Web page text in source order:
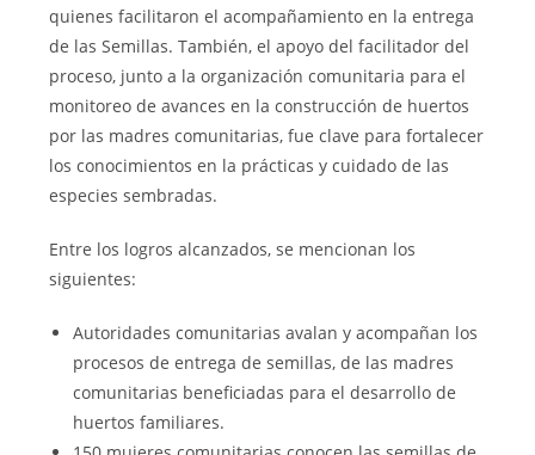
quienes facilitaron el acompañamiento en la entrega
de las Semillas. También, el apoyo del facilitador del
proceso, junto a la organización comunitaria para el
monitoreo de avances en la construcción de huertos
por las madres comunitarias, fue clave para fortalecer
los conocimientos en la prácticas y cuidado de las
especies sembradas.
Entre los logros alcanzados, se mencionan los
siguientes:
Autoridades comunitarias avalan y acompañan los
procesos de entrega de semillas, de las madres
comunitarias beneficiadas para el desarrollo de
huertos familiares.